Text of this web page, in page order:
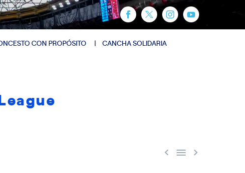
CON PROPÓSITO CANCHA SOLIDARIA
  